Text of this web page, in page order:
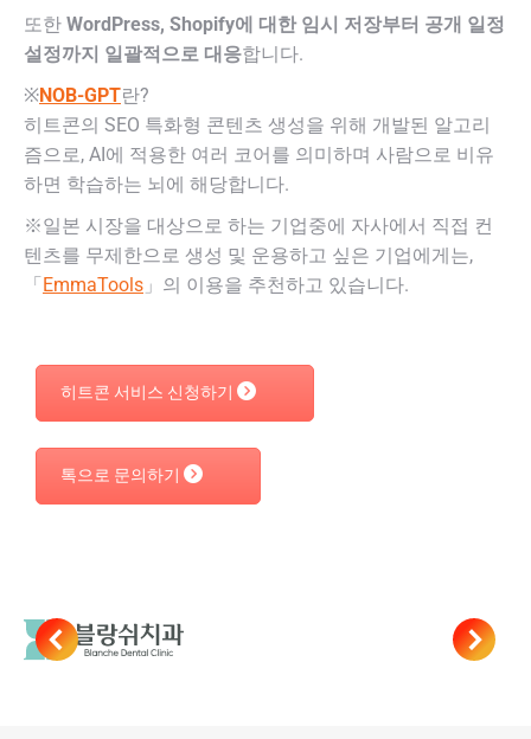
또한 WordPress, Shopify에 대한 임시 저장부터 공개 일정
설정까지 일괄적으로 대응합니다.
※NOB-GPT란?
히트콘의 SEO 특화형 콘텐츠 생성을 위해 개발된 알고리
즘으로, AI에 적용한 여러 코어를 의미하며 사람으로 비유
하면 학습하는 뇌에 해당합니다.
※일본 시장을 대상으로 하는 기업중에 자사에서 직접 컨
텐츠를 무제한으로 생성 및 운용하고 싶은 기업에게는,
「EmmaTools 」의 이용을 추천하고 있습니다.
히트콘 서비스 신청하기
톡으로 문의하기